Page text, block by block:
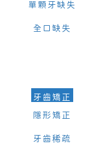
單顆牙缺失
全口缺失
牙齒矯正
隱形矯正
牙齒稀疏